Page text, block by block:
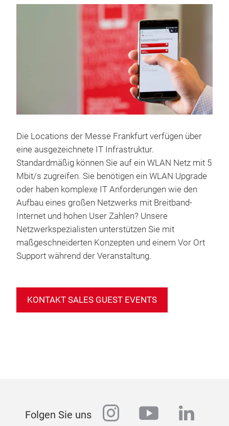
Die Locations der Messe Frankfurt verfügen über
eine ausgezeichnete IT Infrastruktur.
Standardmäßig können Sie auf ein WLAN Netz mit 5
Mbit/s zugreifen. Sie benötigen ein WLAN Upgrade
oder haben komplexe IT Anforderungen wie den
Aufbau eines großen Netzwerks mit Breitband-
Internet und hohen User Zahlen? Unsere
Netzwerkspezialisten unterstützen Sie mit
maßgeschneiderten Konzepten und einem Vor Ort
Support während der Veranstaltung.
KONTAKT SALES GUEST EVENTS
Folgen Sie uns instagram
youtube